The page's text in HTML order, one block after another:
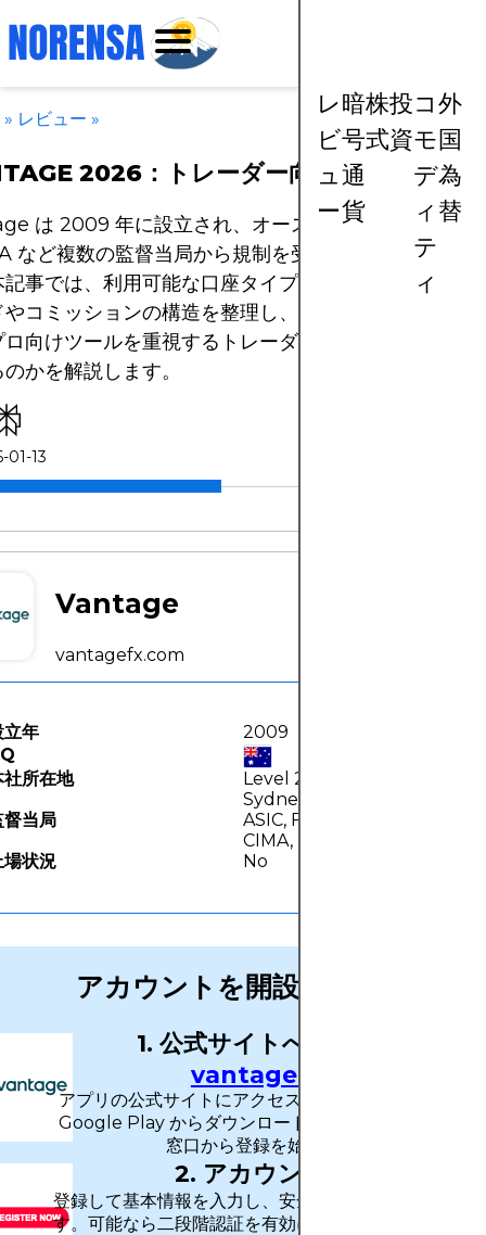
レ
ビ
ュ
ー
暗
号
通
貨
株
式
投
資
コ
モ
デ
ィ
テ
ィ
外
国
為
替
» レビュー »
2026：トレーダー向けレビュー
は 2009 年に設立され、オーストラリアの ASIC
など複数の監督当局から規制を受けているブローカ
事では、利用可能な口座タイプとプラットフォーム
コミッションの構造を整理し、強固な規制・安定し
向けツールを重視するトレーダーにとって、なぜ有
かを解説します。
13
Vantage
vantagefx.com
立年
2009
社所在地
Level 29, 31 Market St,
Sydney NSW 2000,
督当局
ASIC, FCA, DFSA, FSCA,
CIMA,
場状況
No
アカウントを開設する方法
1. 公式サイトへアクセス →
vantagefx.com
アプリの公式サイトにアクセスする（または App
Google Play からダウンロードする）ことで、信頼で
窓口から登録を始められます。
2. アカウントを作成
登録して基本情報を入力し、安全なログイン方法を設
す。可能なら二段階認証を有効にして、セキュリティ